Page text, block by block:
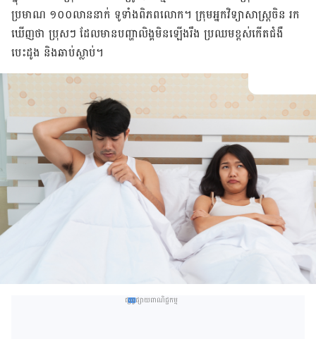
ប្រមាណ ១០០​លាន​នាក់ ទូទាំង​ពិភពលោក។ ក្រុម​អ្នកវិទ្យាសាស្ត្រ​ចិន រក
ឃើញ​ថា ប្រុសៗ ដែល​មាន​បញ្ហា​​លិង្គ​មិន​ឡើងរឹង ប្រឈម​ខ្ពស់​កើត​ជំងឺ​
បេះដូង និង​ឆាប់​ស្លាប់។
ផ្សព្វផ្សាយពាណិជ្ជកម្ម